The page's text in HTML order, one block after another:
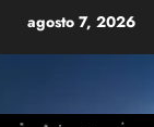
agosto 7, 2026